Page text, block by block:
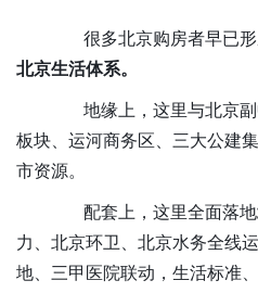
很多北京购房者早已形
北京生活体系。
地缘上，这里与北京副
板块、运河商务区、三大公建
市资源。
配套上，这里全面落地
力、北京环卫、北京水务全线
地、三甲医院联动，生活标准